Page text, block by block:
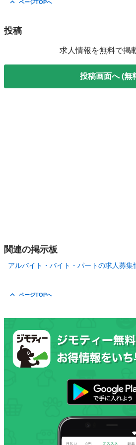
ページTOPへ
投稿
求人情報を無料で掲
投稿画面へ (無
関連の掲示板
アルバイト・バイト・パートの求人募集
ページTOPへ